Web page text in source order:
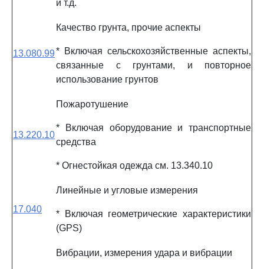
и т.д.
13.080.99
Качество грунта, прочие аспекты
* Включая сельскохозяйственные аспекты,
связанные с грунтами, и повторное
использование грунтов
13.220.10
Пожаротушение
* Включая оборудование и транспортные
средства
* Огнестойкая одежда см. 13.340.10
17.040
Линейные и угловые измерения
* Включая геометрические характеристики
(GPS)
Вибрации, измерения удара и вибрации